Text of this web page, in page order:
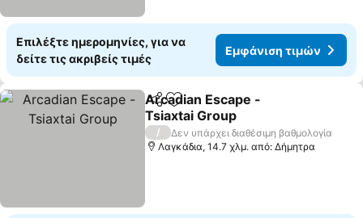
Επιλέξτε ημερομηνίες, για να
δείτε τις ακριβείς τιμές
Εμφάνιση τιμών
Κοινοποίηση
Προσθήκη στα αγαπημένα
Arcadian Escape -
Tsiaxtai Group
Εμφάνιση τιμών
/
Δεν υπάρχει διαθέσιμη βαθμολογία
Λαγκάδια, 14.7 χλμ. από: Δήμητρα